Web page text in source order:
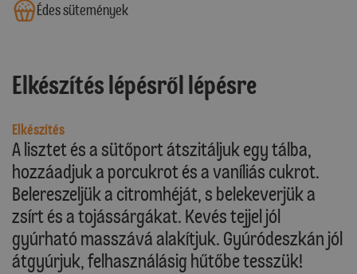
Édes sütemények
Elkészítés lépésről lépésre
Elkészítés
A lisztet és a sütőport átszitáljuk egy tálba,
hozzáadjuk a porcukrot és a vaníliás cukrot.
Belereszeljük a citromhéját, s belekeverjük a
zsírt és a tojássárgákat. Kevés tejjel jól
gyúrható masszává alakítjuk. Gyúródeszkán jól
átgyúrjuk, felhasználásig hűtőbe tesszük!